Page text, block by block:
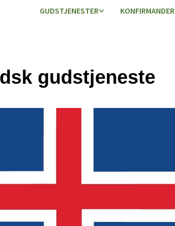
GUDSTJENESTER KONFIRMANDER
gudstjeneste